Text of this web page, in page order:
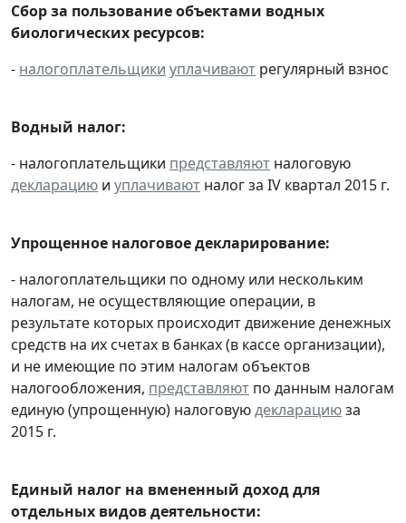
Сбор за пользование объектами водных
биологических ресурсов:
- налогоплательщики уплачивают регулярный взнос
Водный налог:
- налогоплательщики представляют налоговую
декларацию и уплачивают налог за IV квартал 2015 г.
Упрощенное налоговое декларирование:
- налогоплательщики по одному или нескольким
налогам, не осуществляющие операции, в
результате которых происходит движение денежных
средств на их счетах в банках (в кассе организации),
и не имеющие по этим налогам объектов
налогообложения, представляют по данным налогам
единую (упрощенную) налоговуюдекларациюза
2015 г.
Единый налог на вмененный доход для
отдельных видов деятельности: